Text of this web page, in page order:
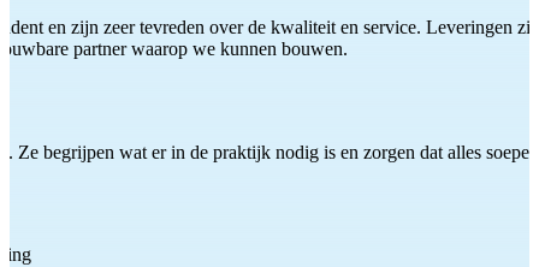
en zijn zeer tevreden over de kwaliteit en service. Leveringen
partner waarop we kunnen bouwen.
Ze begrijpen wat er in de praktijk nodig is en zorgen dat alles